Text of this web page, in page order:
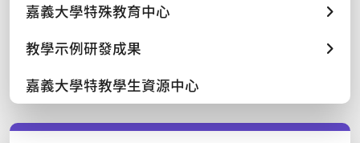
嘉義大學特殊教育中心
教學示例研發成果
嘉義大學特教學生資源中心